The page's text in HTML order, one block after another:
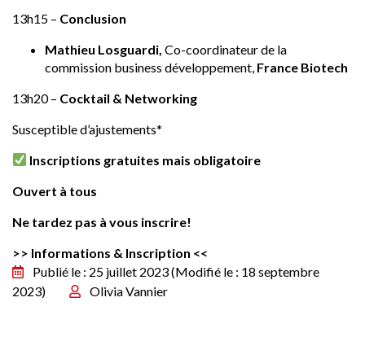
13h15 – Conclusion
Mathieu Losguardi, Co-coordinateur de la
commission business développement, France Biotech
13h20 – Cocktail & Networking
Susceptible d’ajustements*
Inscriptions gratuites mais obligatoire
Ouvert à tous
Ne tardez pas à vous inscrire!
>> Informations & Inscription <<
Publié le : 25 juillet 2023(Modifié le : 18 septembre
2023)
Olivia Vannier